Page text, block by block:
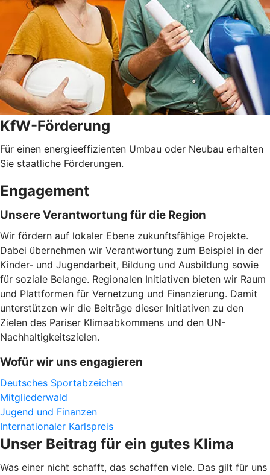
KfW-Förderung
Für einen energieeffizienten Umbau oder Neubau erhalten
Sie staatliche Förderungen.
Engagement
Unsere Verantwortung für die Region
Wir fördern auf lokaler Ebene zukunftsfähige Projekte.
Dabei übernehmen wir Verantwortung zum Beispiel in der
Kinder- und Jugendarbeit, Bildung und Ausbildung sowie
für soziale Belange. Regionalen Initiativen bieten wir Raum
und Plattformen für Vernetzung und Finanzierung. Damit
unterstützen wir die Beiträge dieser Initiativen zu den
Zielen des Pariser Klimaabkommens und den UN-
Nachhaltigkeitszielen.
Wofür wir uns engagieren
Deutsches Sportabzeichen
Mitgliederwald
Jugend und Finanzen
Internationaler Karlspreis
Unser Beitrag für ein gutes Klima
Was einer nicht schafft, das schaffen viele. Das gilt für uns